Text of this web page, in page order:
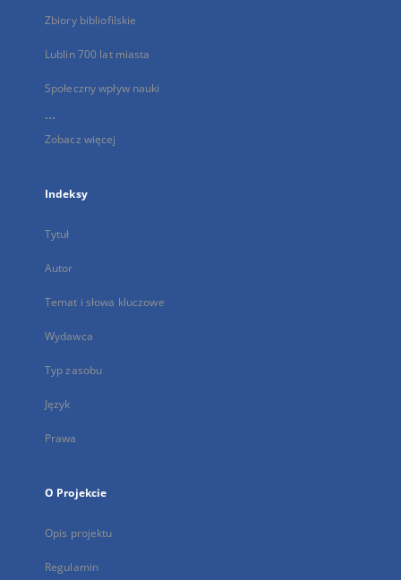
Zbiory bibliofilskie
Lublin 700 lat miasta
Społeczny wpływ nauki
...
Zobacz więcej
Indeksy
Tytuł
Autor
Temat i słowa kluczowe
Wydawca
Typ zasobu
Język
Prawa
O Projekcie
Opis projektu
Regulamin